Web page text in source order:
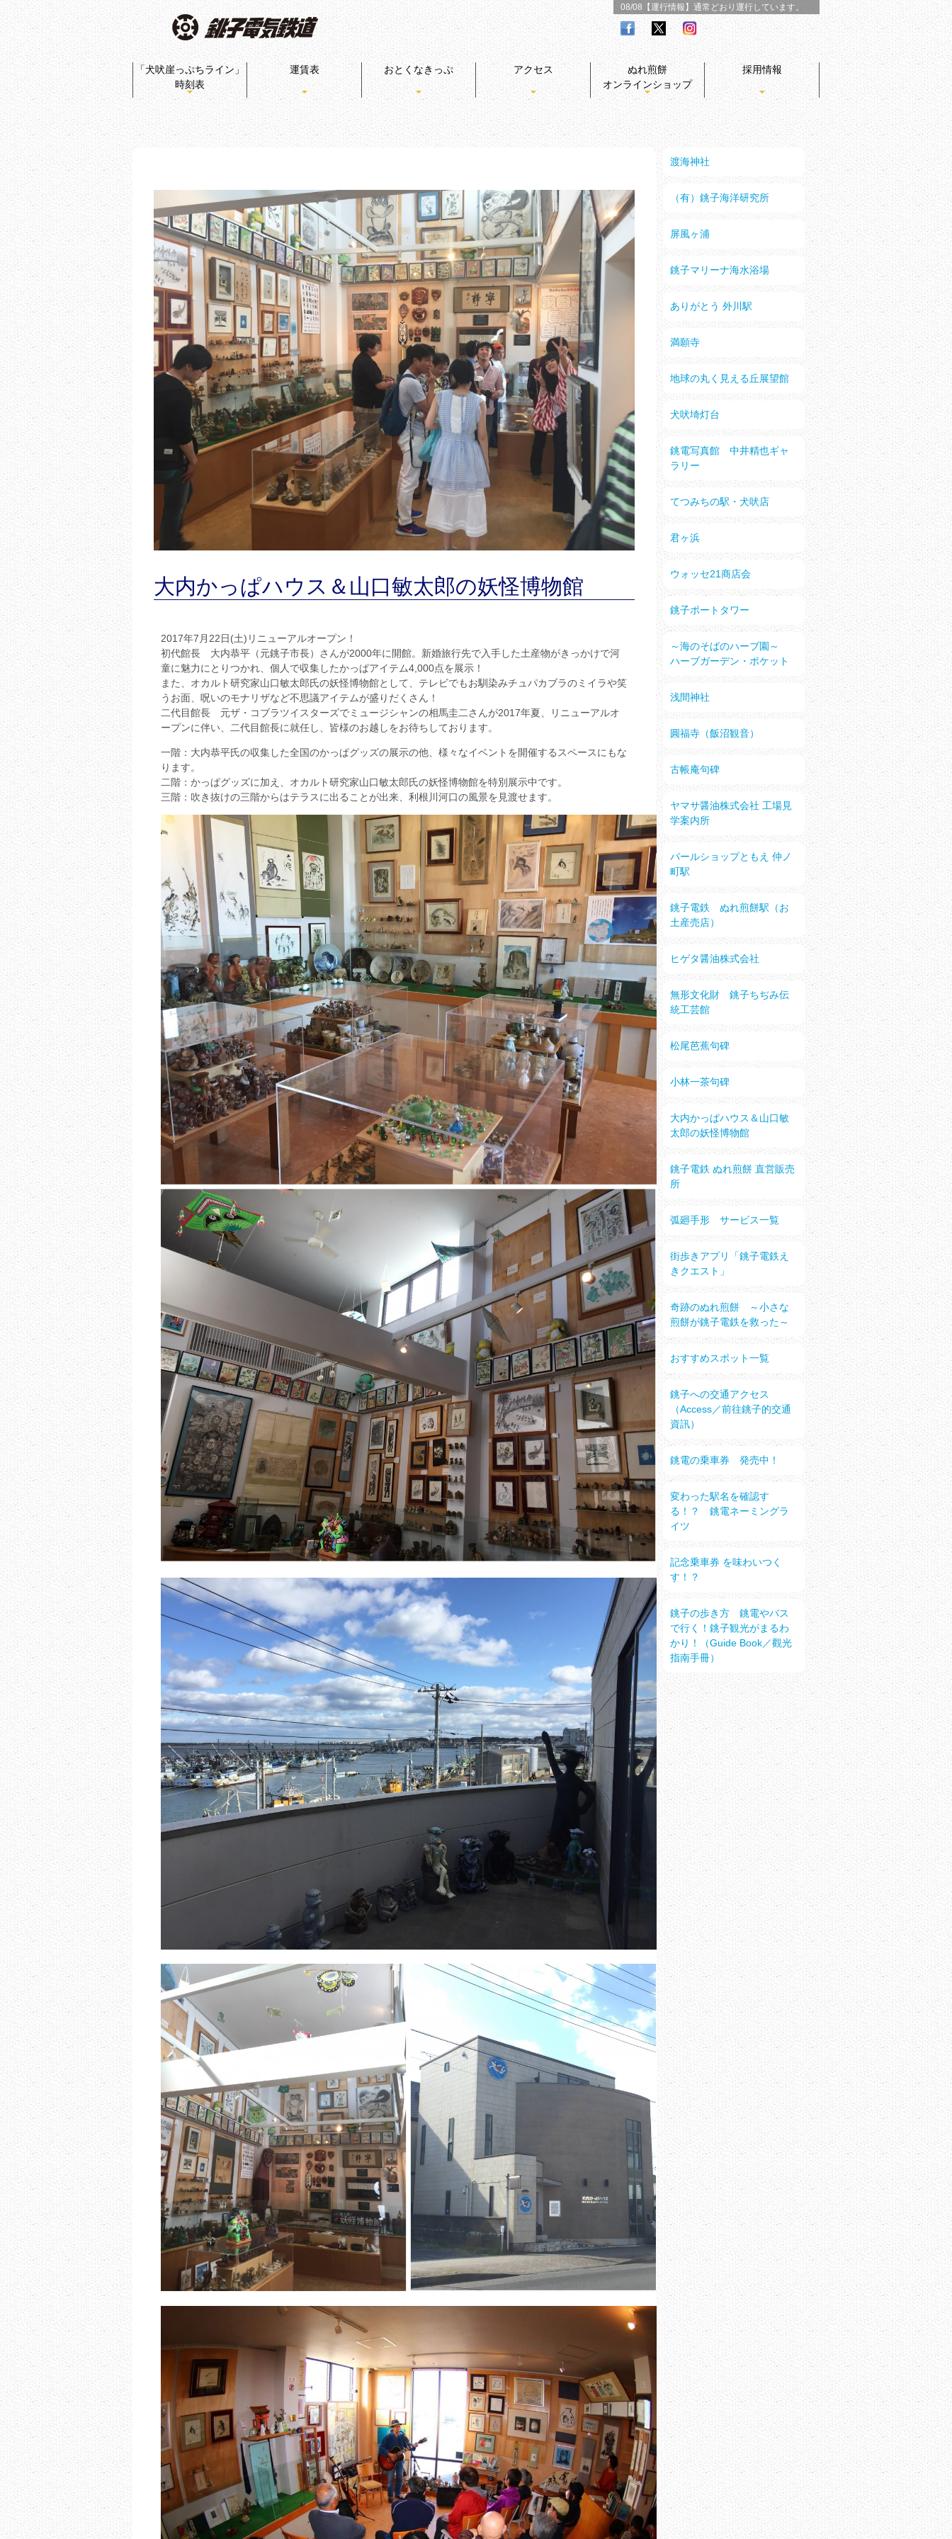
08/08【運行情報】 通常どおり運行しています。
「犬吠崖っぷちライン」
時刻表
運賃表 おとくなきっぷ アクセス
ぬれ煎餅
オンラインショップ
採用情報
大内かっぱハウス＆山口敏太郎の妖怪博物館
2017年7月22日(土)リニューアルオープン！
初代館長 大内恭平（元銚子市長）さんが2000年に開館。新婚旅行先で入手した土産物がきっかけで河
童に魅力にとりつかれ、個人で収集したかっぱアイテム4,000点を展示！
また、オカルト研究家山口敏太郎氏の妖怪博物館として、テレビでもお馴染みチュパカブラのミイラや笑
うお面、呪いのモナリザなど不思議アイテムが盛りだくさん！
二代目館長 元ザ・コブラツイスターズでミュージシャンの相馬圭二さんが2017年夏、リニューアルオ
ープンに伴い、二代目館長に就任し、皆様のお越しをお待ちしております。
一階：大内恭平氏の収集した全国のかっぱグッズの展示の他、様々なイベントを開催するスペースにもな
ります。
二階：かっぱグッズに加え、オカルト研究家山口敏太郎氏の妖怪博物館を特別展示中です。
三階：吹き抜けの三階からはテラスに出ることが出来、利根川河口の風景を見渡せます。
渡海神社
（有）銚子海洋研究所
屏風ヶ浦
銚子マリーナ海水浴場
ありがとう 外川駅
満願寺
地球の丸く見える丘展望館
犬吠埼灯台
銚電写真館 中井精也ギャ
ラリー
てつみちの駅・犬吠店
君ヶ浜
ウォッセ21商店会
銚子ポートタワー
～海のそばのハーブ園～
ハーブガーデン・ポケット
浅間神社
圓福寺（飯沼観音）
古帳庵句碑
ヤマサ醤油株式会社 工場見
学案内所
パールショップともえ 仲ノ
町駅
銚子電鉄 ぬれ煎餅駅（お
土産売店）
ヒゲタ醤油株式会社
無形文化財 銚子ちぢみ伝
統工芸館
松尾芭蕉句碑
小林一茶句碑
大内かっぱハウス＆山口敏
太郎の妖怪博物館
銚子電鉄 ぬれ煎餅 直営販売
所
弧廻手形 サービス一覧
街歩きアプリ「銚子電鉄え
きクエスト」
奇跡のぬれ煎餅 ～小さな
煎餅が銚子電鉄を救った～
おすすめスポット一覧
銚子への交通アクセス
（Access／前往銚子的交通
資訊）
銚電の乗車券 発売中！
変わった駅名を確認す
る！？ 銚電ネーミングラ
イツ
記念乗車券 を味わいつく
す！？
銚子の歩き方 銚電やバス
で行く！銚子観光がまるわ
かり！（Guide Book／觀光
指南手冊）